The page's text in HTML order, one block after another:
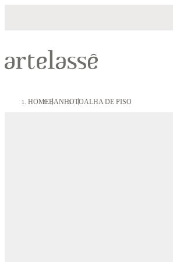
HOMEBANHOTOALHA DE PISO